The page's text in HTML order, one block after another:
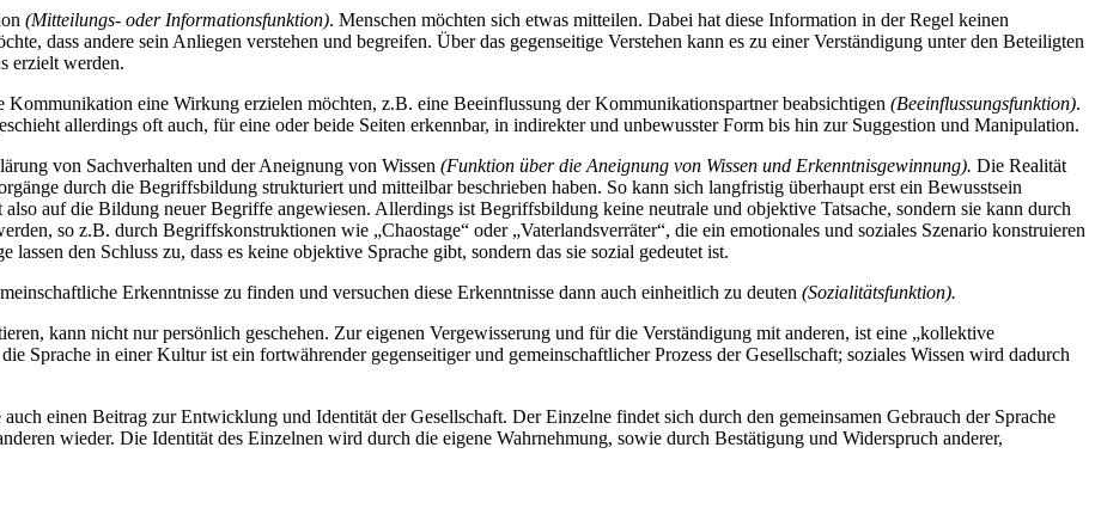
(Mitteilungs- oder Informationsfunktion). Menschen möchten sich etwas mitteilen. Dabei hat diese Information in der Regel keinen
dass andere sein Anliegen verstehen und begreifen. Über das gegenseitige Verstehen kann es zu einer Verständigung unter den Beteiligten
erzielt werden.
eine Wirkung erzielen möchten, z.B. eine Beeinflussung der Kommunikationspartner beabsichtigen (Beeinflussungsfunktion).
allerdings oft auch, für eine oder beide Seiten erkennbar, in indirekter und unbewusster Form bis hin zur Suggestion und Manipulation.
von Sachverhalten und der Aneignung von Wissen (Funktion über die Aneignung von Wissen und Erkenntnisgewinnung). Die Realität
durch die Begriffsbildung strukturiert und mitteilbar beschrieben haben. So kann sich langfristig überhaupt erst ein Bewusstsein
auf die Bildung neuer Begriffe angewiesen. Allerdings ist Begriffsbildung keine neutrale und objektive Tatsache, sondern sie kann durch
so z.B. durch Begriffskonstruktionen wie „Chaostage“ oder „Vaterlandsverräter“, die ein emotionales und soziales Szenario konstruieren
den Schluss zu, dass es keine objektive Sprache gibt, sondern das sie sozial gedeutet ist.
Erkenntnisse zu finden und versuchen diese Erkenntnisse dann auch einheitlich zu deuten (Sozialitätsfunktion).
kann nicht nur persönlich geschehen. Zur eigenen Vergewisserung und für die Verständigung mit anderen, ist eine „kollektive
Sprache in einer Kultur ist ein fortwährender gegenseitiger und gemeinschaftlicher Prozess der Gesellschaft; soziales Wissen wird dadurch
einen Beitrag zur Entwicklung und Identität der Gesellschaft. Der Einzelne findet sich durch den gemeinsamen Gebrauch der Sprache
wieder. Die Identität des Einzelnen wird durch die eigene Wahrnehmung, sowie durch Bestätigung und Widerspruch anderer,